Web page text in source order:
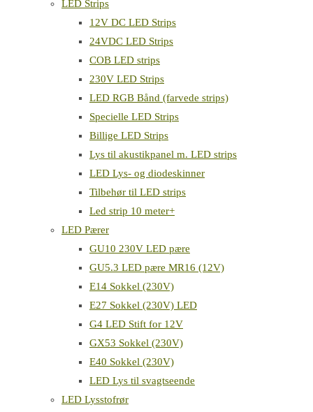
LED Strips
12V DC LED Strips
24VDC LED Strips
COB LED strips
230V LED Strips
LED RGB Bånd (farvede strips)
Specielle LED Strips
Billige LED Strips
Lys til akustikpanel m. LED strips
LED Lys- og diodeskinner
Tilbehør til LED strips
Led strip 10 meter+
LED Pærer
GU10 230V LED pære
GU5.3 LED pære MR16 (12V)
E14 Sokkel (230V)
E27 Sokkel (230V) LED
G4 LED Stift for 12V
GX53 Sokkel (230V)
E40 Sokkel (230V)
LED Lys til svagtseende
LED Lysstofrør